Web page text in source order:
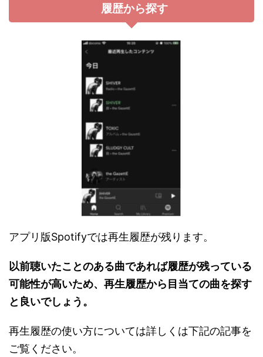
履歴から探す
アプリ版Spotifyでは再生履歴が残ります。
以前聴いたことのある曲であれば履歴が残っている
可能性が高いため、再生履歴から目当ての曲を探す
と良いでしょう。
再生履歴の使い方については詳しくは下記の記事を
ご覧ください。